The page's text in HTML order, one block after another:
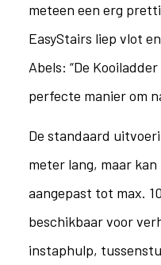
meteen een erg
EasyStairs liep vlot
Abels: “De
perfecte manier om
De standaard
meter lang, maar
aangepast tot max.
beschikbaar voor
instaphulp,